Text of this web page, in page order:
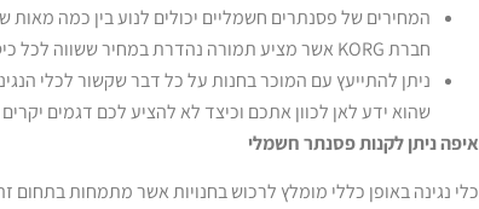
המחירים של פסנתרים חשמליים יכולים לנוע בין כמה
חברת KORG אשר מציע תמורה נהדרת במחיר ששווה לכל כיס. מומלץ לילדים או לנגנים מתחילים.
ניתן להתייעץ עם המוכר בחנות על כל דבר שקשור לכלי
שהוא ידע לאן לכוון אתכם וכיצד לא להציע לכם דגמים
איפה ניתן לקנות פסנתר חשמלי
כלי נגינה באופן כללי מומלץ לרכוש בחנויות אשר מתמחות בתחום